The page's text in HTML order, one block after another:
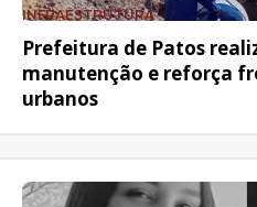
INFRAESTRUTURA
Prefeitura de Patos
manutenção e reforça
urbanos